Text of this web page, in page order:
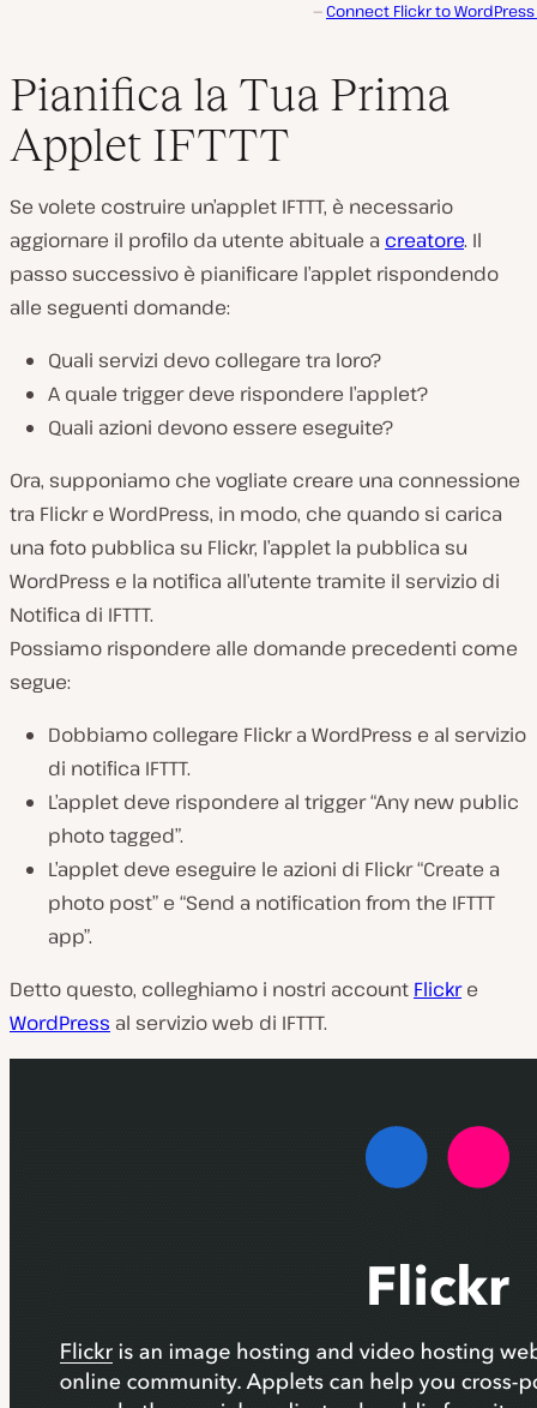
Connect Flickr to
Pianifica la Tua Prima
Applet IFTTT
Se volete costruire un’applet IFTTT, è necessario
aggiornare il profilo da utente abituale a creatore. Il
passo successivo è pianificare l’applet rispondendo
alle seguenti domande:
Quali servizi devo collegare tra loro?
A quale trigger deve rispondere l’applet?
Quali azioni devono essere eseguite?
Ora, supponiamo che vogliate creare una connessione
tra Flickr e WordPress, in modo, che quando si carica
una foto pubblica su Flickr, l’applet la pubblica su
WordPress e la notifica all’utente tramite il servizio di
Notifica di IFTTT.
Possiamo rispondere alle domande precedenti come
segue:
Dobbiamo collegare Flickr a WordPress e al servizio
di notifica IFTTT.
L’applet deve rispondere al trigger “Any new public
photo tagged”.
L’applet deve eseguire le azioni di Flickr “Create a
photo post” e “Send a notification from the IFTTT
app”.
Detto questo, colleghiamo i nostri account Flickre
WordPress al servizio web di IFTTT.